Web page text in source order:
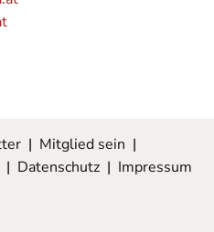
| Mitglied sein |
Datenschutz| Impressum